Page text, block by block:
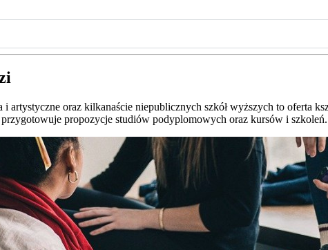
artystyczne oraz kilkanaście niepublicznych szkół wyższych to oferta
propozycje studiów podyplomowych oraz kursów i szkoleń.